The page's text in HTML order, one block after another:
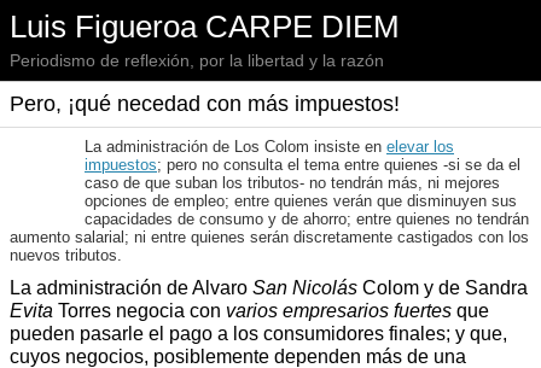
Luis Figueroa CARPE DIEM
Periodismo de reflexión, por la libertad y la razón
Pero, ¡qué necedad con más impuestos!
La administración de Los Colom insiste en elevar los
impuestos; pero no consulta el tema entre quienes -si se da el
caso de que suban los tributos- no tendrán más, ni mejores
opciones de empleo; entre quienes verán que disminuyen sus
capacidades de consumo y de ahorro; entre quienes no tendrán
aumento salarial; ni entre quienes serán discretamente castigados con los
nuevos tributos.
La administración de Alvaro San Nicolás Colom y de Sandra
Evita Torres negocia con varios empresarios fuertes que
pueden pasarle el pago a los consumidores finales; y que,
cuyos negocios, posiblemente dependen más de una